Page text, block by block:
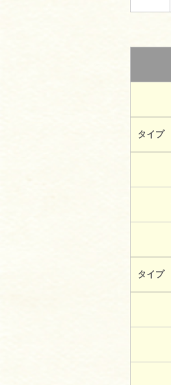
タイプ
タイプ